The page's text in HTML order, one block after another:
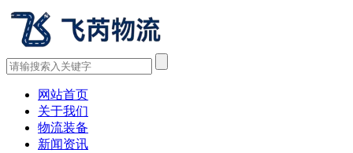
网站首页
关于我们
物流装备
新闻资讯